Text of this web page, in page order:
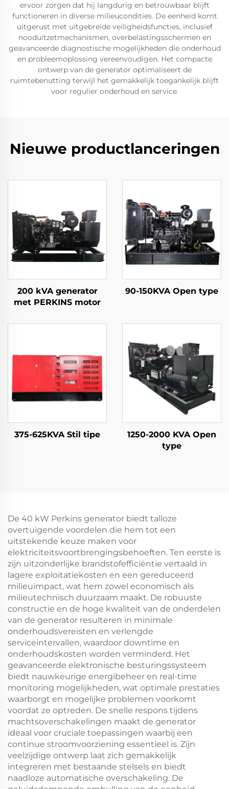
ervoor zorgen dat hij langdurig en betrouwbaar blijft
functioneren in diverse milieucondities. De eenheid komt
uitgerust met uitgebreide veiligheidsfuncties, inclusief
nooduitzetmechanismen, overbelastingsschermen en
geavanceerde diagnostische mogelijkheden die onderhoud
en probleemoplossing vereenvoudigen. Het compacte
ontwerp van de generator optimaliseert de
ruimtebenutting terwijl het gemakkelijk toegankelijk blijft
voor regulier onderhoud en service.
Nieuwe productlanceringen
200 kVA generator
met PERKINS motor
90-150KVA Open type
375-625KVA Stil tipe
1250-2000 KVA Open
type
De 40 kW Perkins generator biedt talloze
overtuigende voordelen die hem tot een
uitstekende keuze maken voor
elektriciteitsvoortbrengingsbehoeften. Ten eerste is
zijn uitzonderlijke brandstofefficiëntie vertaald in
lagere exploitatiekosten en een gereduceerd
milieuimpact, wat hem zowel economisch als
milieutechnisch duurzaam maakt. De robuuste
constructie en de hoge kwaliteit van de onderdelen
van de generator resulteren in minimale
onderhoudsvereisten en verlengde
serviceintervallen, waardoor downtime en
onderhoudskosten worden verminderd. Het
geavanceerde elektronische besturingssysteem
biedt nauwkeurige energibeheer en real-time
monitoring mogelijkheden, wat optimale prestaties
waarborgt en mogelijke problemen voorkomt
voordat ze optreden. De snelle respons tijdens
machtsoverschakelingen maakt de generator
ideaal voor cruciale toepassingen waarbij een
continue stroomvoorziening essentieel is. Zijn
veelzijdige ontwerp laat zich gemakkelijk
integreren met bestaande stelsels en biedt
naadloze automatische overschakeling. De